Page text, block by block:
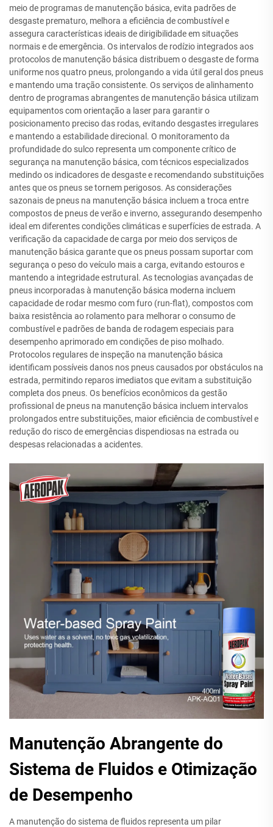
meio de programas de manutenção básica, evita padrões de
desgaste prematuro, melhora a eficiência de combustível e
assegura características ideais de dirigibilidade em situações
normais e de emergência. Os intervalos de rodízio integrados aos
protocolos de manutenção básica distribuem o desgaste de forma
uniforme nos quatro pneus, prolongando a vida útil geral dos pneus
e mantendo uma tração consistente. Os serviços de alinhamento
dentro de programas abrangentes de manutenção básica utilizam
equipamentos com orientação a laser para garantir o
posicionamento preciso das rodas, evitando desgastes irregulares
e mantendo a estabilidade direcional. O monitoramento da
profundidade do sulco representa um componente crítico de
segurança na manutenção básica, com técnicos especializados
medindo os indicadores de desgaste e recomendando substituições
antes que os pneus se tornem perigosos. As considerações
sazonais de pneus na manutenção básica incluem a troca entre
compostos de pneus de verão e inverno, assegurando desempenho
ideal em diferentes condições climáticas e superfícies de estrada. A
verificação da capacidade de carga por meio dos serviços de
manutenção básica garante que os pneus possam suportar com
segurança o peso do veículo mais a carga, evitando estouros e
mantendo a integridade estrutural. As tecnologias avançadas de
pneus incorporadas à manutenção básica moderna incluem
capacidade de rodar mesmo com furo (run-flat), compostos com
baixa resistência ao rolamento para melhorar o consumo de
combustível e padrões de banda de rodagem especiais para
desempenho aprimorado em condições de piso molhado.
Protocolos regulares de inspeção na manutenção básica
identificam possíveis danos nos pneus causados por obstáculos na
estrada, permitindo reparos imediatos que evitam a substituição
completa dos pneus. Os benefícios econômicos da gestão
profissional de pneus na manutenção básica incluem intervalos
prolongados entre substituições, maior eficiência de combustível e
redução do risco de emergências dispendiosas na estrada ou
despesas relacionadas a acidentes.
Manutenção Abrangente do
Sistema de Fluidos e Otimização
de Desempenho
A manutenção do sistema de fluidos representa um pilar